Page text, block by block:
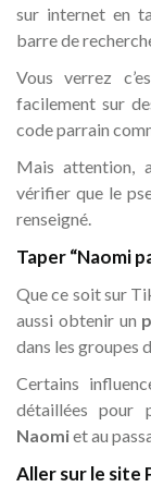
sur internet en
barre de
Vous verrez
facilement sur
code parrain
Mais attention,
vérifier que le
renseigné.
Taper “Naomi
Que ce soit sur
aussi obtenir un
dans les groupes
Certains
détaillées pour
Naomiet au
Aller sur le site